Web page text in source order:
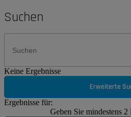
Suchen
Keine Ergebnisse
Erweiterte
Ergebnisse für:
Geben Sie mindestens 2